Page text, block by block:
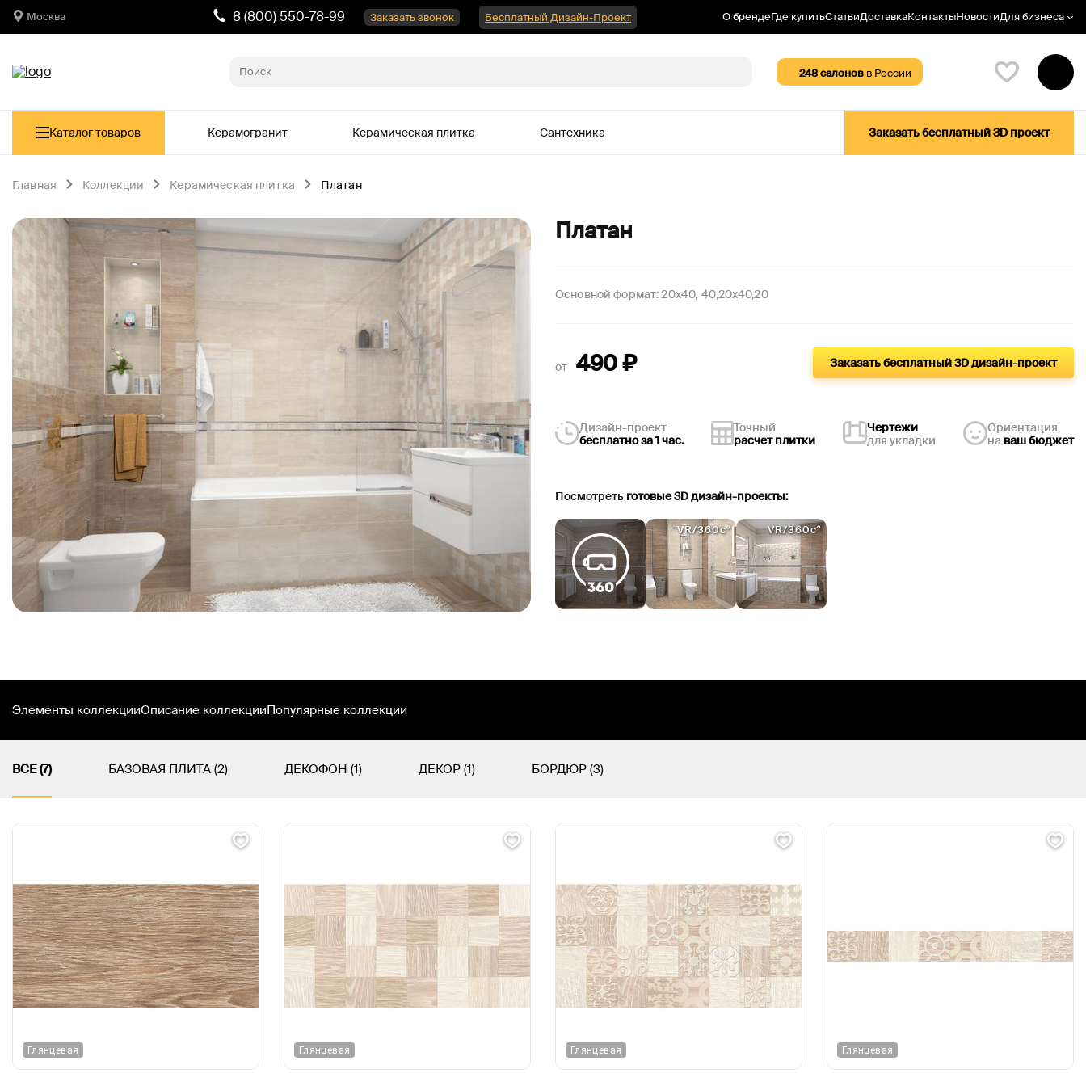
Москва 8 (800) 550-78-99 Заказать звонок Бесплатный Дизайн-Проект О брендеГде купитьСтатьиДоставкаКонтактыНовостиДля бизнеса
248салонов в России
Каталог товаров Керамогранит Керамическая плитка Сантехника Заказать бесплатный 3D проект
Главная Коллекции Керамическая плитка Платан
Платан
Основной формат:20x40 40,20x40,20
от 490₽ Заказать бесплатный 3D дизайн-проект
Дизайн-проект
бесплатно за 1 час.
Точный
расчет плитки
Чертежи
для укладки
Ориентация
на ваш бюджет
Посмотреть готовые 3D дизайн-проекты:
VR/360c° VR/360c°
Элементы коллекцииОписание коллекцииПопулярные коллекции
ВСЕ (7) БАЗОВАЯ ПЛИТА (2) ДЕКОФОН (1) ДЕКОР (1) БОРДЮР (3)
Глянцевая Глянцевая Глянцевая Глянцевая